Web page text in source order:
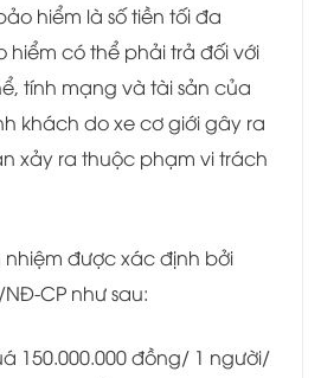
hiểm là số tiền tối đa
có thể phải trả đối với
tính mạng và tài sản của
khách do xe cơ giới gây ra
xảy ra thuộc phạm vi trách
được xác định bởi
CP như sau:
150.000.000 đồng/ 1 người/